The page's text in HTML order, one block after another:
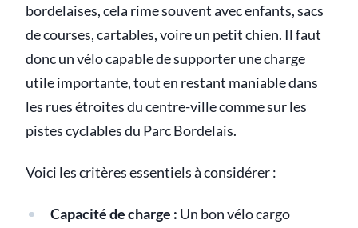
bordelaises, cela rime souvent avec enfants, sacs
de courses, cartables, voire un petit chien. Il faut
donc un vélo capable de supporter une charge
utile importante, tout en restant maniable dans
les rues étroites du centre-ville comme sur les
pistes cyclables du Parc Bordelais.
Voici les critères essentiels à considérer :
Capacité de charge : Un bon vélo cargo